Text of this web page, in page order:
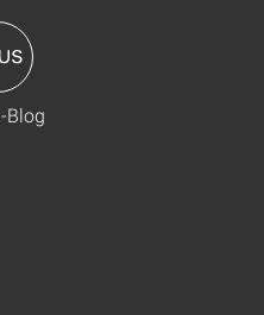
Blog